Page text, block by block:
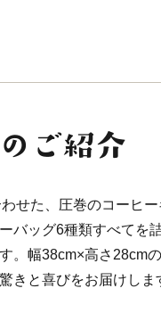
せた、圧巻のコーヒー
バッグ6種類すべてを
。幅38cm×高さ28cm
きと喜びをお届けしま